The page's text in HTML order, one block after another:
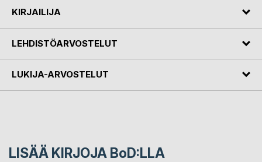
KIRJAILIJA
LEHDISTÖARVOSTELUT
LUKIJA-ARVOSTELUT
LISÄÄ KIRJOJA BoD:LLA